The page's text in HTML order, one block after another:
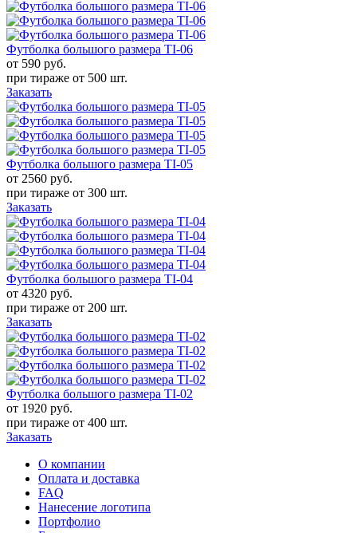
Футболка большого размера TI-06
от 590 руб.
при тираже от 500 шт.
Заказать
Футболка большого размера TI-05
от 2560 руб.
при тираже от 300 шт.
Заказать
Футболка большого размера TI-04
от 4320 руб.
при тираже от 200 шт.
Заказать
Футболка большого размера TI-02
от 1920 руб.
при тираже от 400 шт.
Заказать
О компании
Оплата и доставка
FAQ
Нанесение логотипа
Портфолио